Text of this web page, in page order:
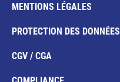
MENTIONS LÉGALES
PROTECTION DES DONNÉES
CGV / CGA